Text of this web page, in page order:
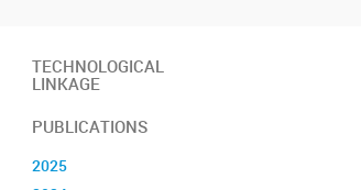
TECHNOLOGICAL
LINKAGE
PUBLICATIONS
2025